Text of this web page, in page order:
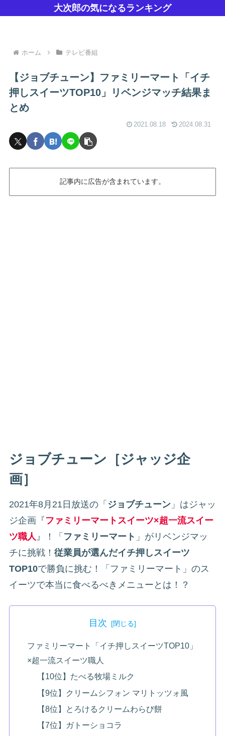
大次郎の気になるランキング
ホーム テレビ番組
【ジョブチューン】ファミリーマート「イチ
押しスイーツTOP10」リベンジマッチ結果ま
とめ
2021.08.18 2024.08.31
記事内に広告が含まれています。
ジョブチューン［ジャッジ企
画］
2021年8月21日放送の「 ジョブチューン 」はジャッ
ジ企画『 ファミリーマートスイーツ×超一流スイー
ツ職人 』！「 ファミリーマート 」がリベンジマッ
チに挑戦！ 従業員が選んだイチ押しスイーツ
TOP10で勝負に挑む！「ファミリーマート」のス
イーツで本当に食べるべきメニューとは！？
目次
ファミリーマート「イチ押しスイーツTOP10」
×超一流スイーツ職人
【10位】たべる牧場ミルク
【9位】クリームシフォン マリトッツォ風
【8位】とろけるクリームわらび餅
【7位】ガトーショコラ